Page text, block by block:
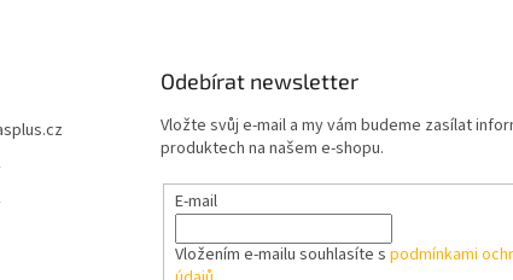
Odebírat newsletter
Vložte svůj e-mail a my vám budeme zasílat
produktech na našem e-shopu.
E-mail
Vložením e-mailu souhlasíte s podmínkami